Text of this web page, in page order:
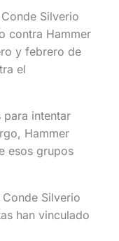
Silverio
contra Hammer
y febrero de
el
intentar
Hammer
esos grupos
Silverio
han vinculado